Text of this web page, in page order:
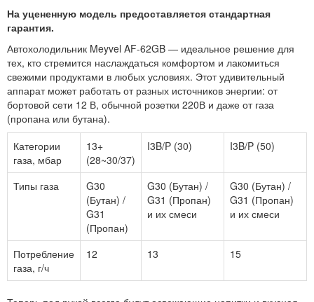
На уцененную модель предоставляется стандартная
гарантия.
Автохолодильник Meyvel AF-62GB — идеальное решение для
тех, кто стремится наслаждаться комфортом и лакомиться
свежими продуктами в любых условиях. Этот удивительный
аппарат может работать от разных источников энергии: от
бортовой сети 12 В, обычной розетки 220В и даже от газа
(пропана или бутана).
Категории
газа, мбар
13+
(28~30/37)
I3B/P (30) I3B/P (50)
Типы газа
G30
(Бутан) /
G31
(Пропан)
G30 (Бутан) /
G31 (Пропан)
и их смеси
G30 (Бутан) /
G31 (Пропан)
и их смеси
Потребление
газа, г/ч
12 13 15